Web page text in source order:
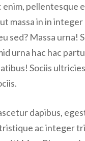
pellentesque
massa in in
sed? Massa
urna hac hac
Sociis
dapibus,
ac integer